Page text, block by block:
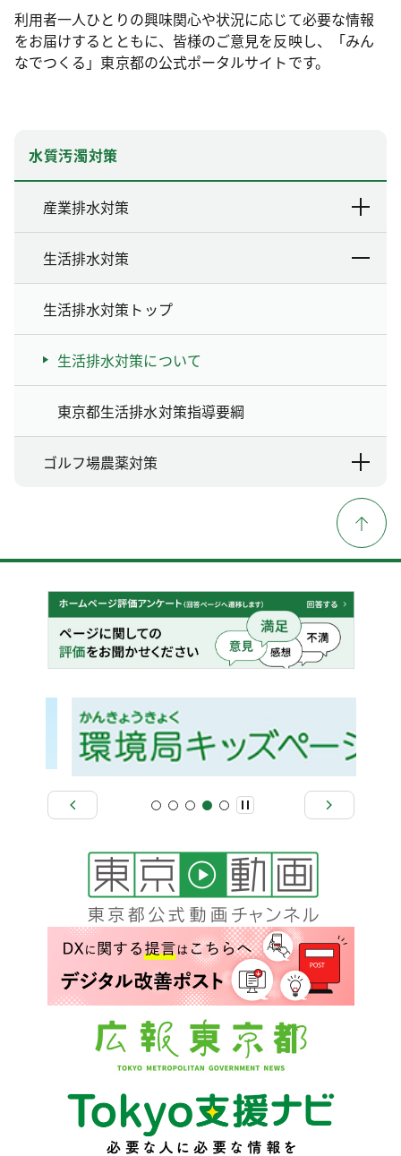
利用者一人ひとりの興味関心や状況に応じて必要な情報
をお届けするとともに、皆様のご意見を反映し、「みん
なでつくる」東京都の公式ポータルサイトです。
水質汚濁対策
産業排水対策
生活排水対策
生活排水対策トップ
生活排水対策について
東京都生活排水対策指導要綱
ゴルフ場農薬対策